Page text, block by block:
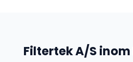
Filtertek A/S inom